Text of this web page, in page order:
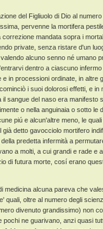
del Figliuolo di Dio al
pervenne la mortifera
mandata sopra i
private, senza ristare d'un
alcuno senno né umano
dentro a ciascuno
in processioni ordinate, in altre
i suoi dolorosi effetti, e in
sangue del naso era manifesto
o nella anguinaia o sotto le
piú e alcun'altre meno, le
detto gavocciolo mortifero
predetta infermità a
a molti, a cui grandi e rade e
di futura morte, cosí erano
medicina alcuna pareva che
oltre al numero degli
divenuto grandissimo) non
ne guarivano, anzi quasi